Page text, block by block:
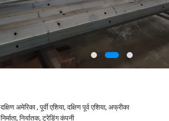
दक्षिण अमेरिका , पूर्वी एशिया, दक्षिण पूर्व एशिया, अफ्रीका
निर्माता, निर्यातक, ट्रेडिंग कंपनी